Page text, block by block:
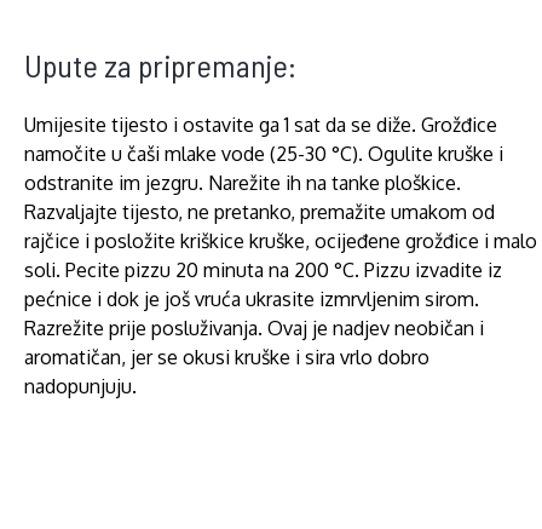
Upute za pripremanje:
Umijesite tijesto i ostavite ga 1 sat da se diže. Grožđice
namočite u čaši mlake vode (25-30 °C). Ogulite kruške i
odstranite im jezgru. Narežite ih na tanke ploškice.
Razvaljajte tijesto, ne pretanko, premažite umakom od
rajčice i posložite kriškice kruške, ocijeđene grožđice i malo
soli. Pecite pizzu 20 minuta na 200 °C. Pizzu izvadite iz
pećnice i dok je još vruća ukrasite izmrvljenim sirom.
Razrežite prije posluživanja. Ovaj je nadjev neobičan i
aromatičan, jer se okusi kruške i sira vrlo dobro
nadopunjuju.